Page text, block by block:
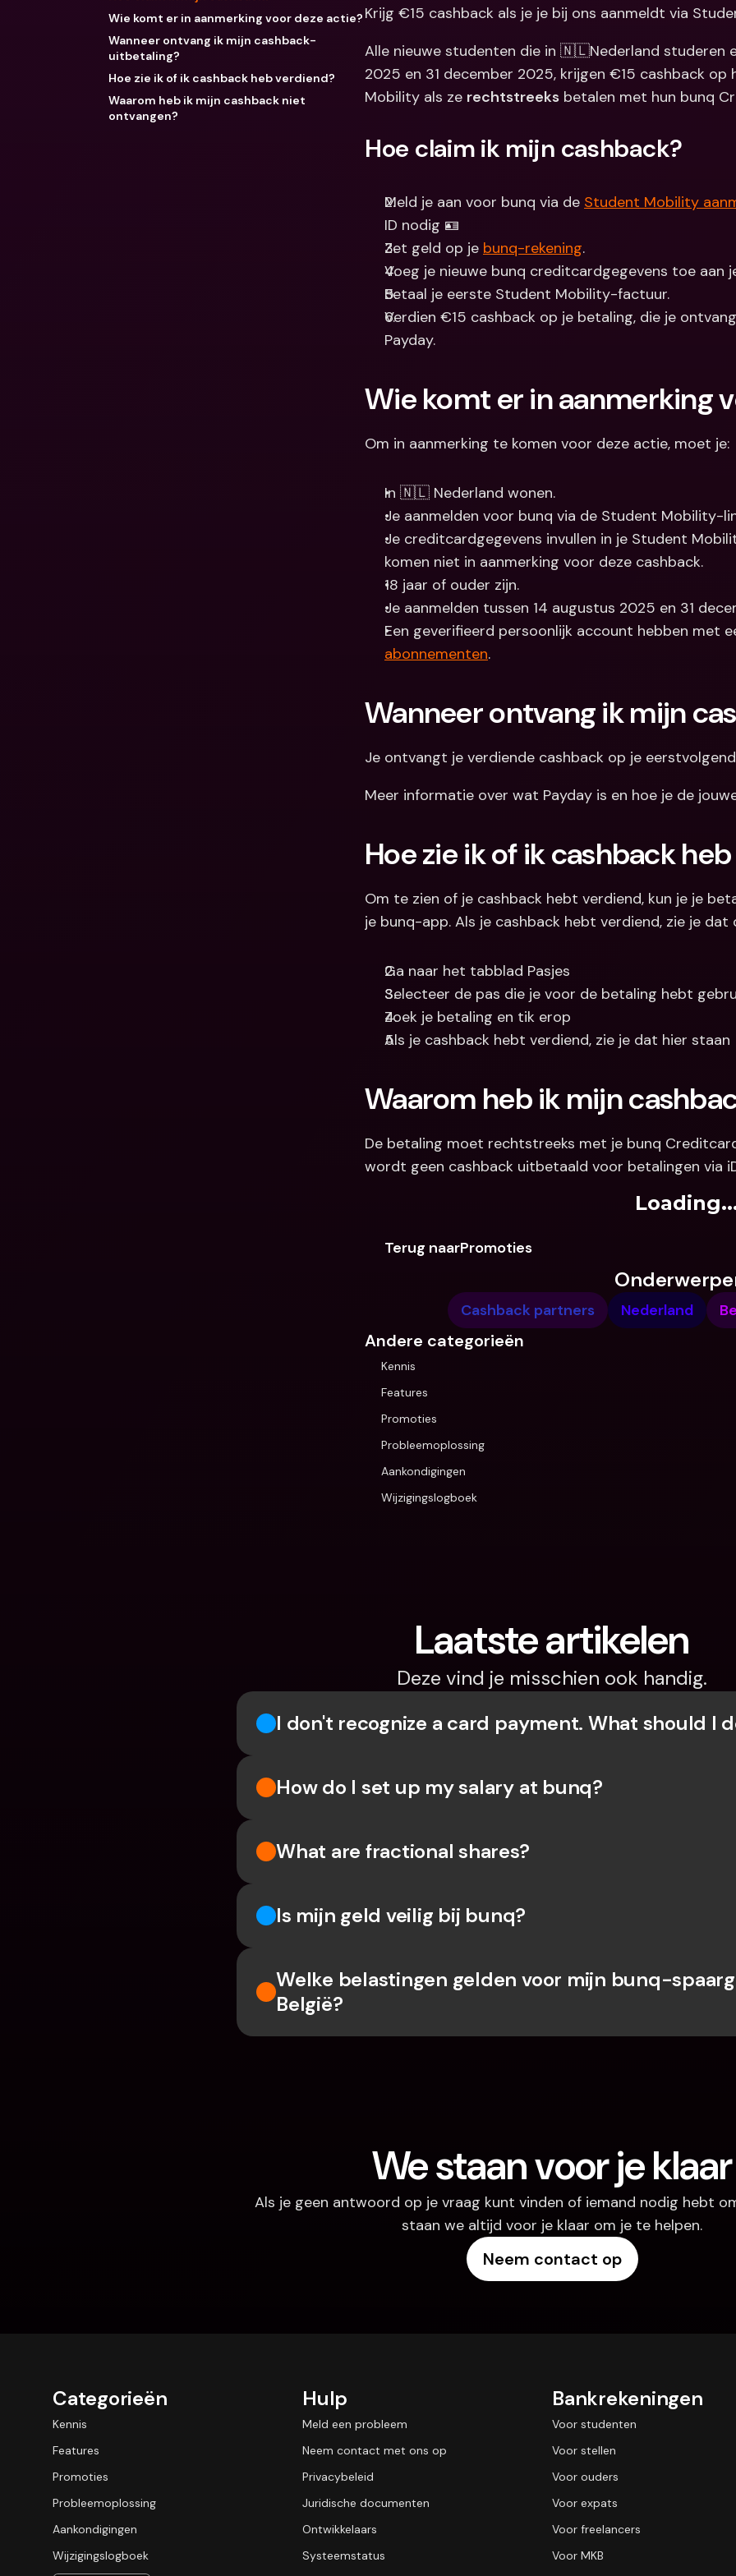
Wie komt er in aanmerking voor deze actie?
Wanneer ontvang ik mijn cashback-
uitbetaling?
Hoe zie ik of ik cashback heb verdiend?
Waarom heb ik mijn cashback niet
ontvangen?
Krijg €15 cashback als je je bij ons aanmeldt via
Alle nieuwe studenten die in 🇳🇱Nederland studeren
2025 en 31 december 2025, krijgen €15 cashback
Mobility als ze rechtstreeks betalen met hun bunq
Hoe claim ik mijn cashback?
Meld je aan voor bunq via de Student Mobility
ID nodig 🪪
Zet geld op je bunq-rekening.
Voeg je nieuwe bunq creditcardgegevens toe
Betaal je eerste Student Mobility-factuur.
Verdien €15 cashback op je betaling, die je
Payday.
Wie komt er in aanmerking
Om in aanmerking te komen voor deze actie, moet je:
In 🇳🇱 Nederland wonen.
Je aanmelden voor bunq via de Student Mobility-
Je creditcardgegevens invullen in je Student
komen niet in aanmerking voor deze cashback.
18 jaar of ouder zijn.
Je aanmelden tussen 14 augustus 2025 en 31
Een geverifieerd persoonlijk account hebben met
abonnementen.
Wanneer ontvang ik mijn
Je ontvangt je verdiende cashback op je
Meer informatie over wat Payday is en hoe je de
Hoe zie ik of ik cashback
Om te zien of je cashback hebt verdiend, kun je je
je bunq-app. Als je cashback hebt verdiend, zie je
Ga naar het tabblad Pasjes
Selecteer de pas die je voor de betaling hebt
Zoek je betaling en tik erop
Als je cashback hebt verdiend, zie je dat hier staan
Waarom heb ik mijn
De betaling moet rechtstreeks met je bunq
wordt geen cashback uitbetaald voor betalingen via
Terug naarPromoties
Cashback partners Nederland
Andere categorieën
Kennis
Features
Promoties
Probleemoplossing
Aankondigingen
Wijzigingslogboek
Laatste artikelen
Deze vind je misschien ook handig.
I don't recognize a card payment. What should I
How do I set up my salary at bunq?
What are fractional shares?
Is mijn geld veilig bij bunq?
Welke belastingen gelden voor mijn bunq-
België?
We staan voor je klaar
Als je geen antwoord op je vraag kunt vinden of iemand nodig hebt
staan we altijd voor je klaar om je te helpen.
Neem contact op
Categorieën
Kennis
Features
Promoties
Probleemoplossing
Aankondigingen
Wijzigingslogboek
Hulp
Meld een probleem
Neem contact met ons op
Privacybeleid
Juridische documenten
Ontwikkelaars
Systeemstatus
Bankrekeningen
Voor studenten
Voor stellen
Voor ouders
Voor expats
Voor freelancers
Voor MKB